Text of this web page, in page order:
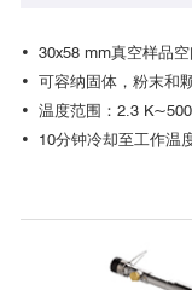
• 30x58 mm真空样品空
• 可容纳固体，粉末和
• 温度范围：2.3
• 10分钟冷却至工作温